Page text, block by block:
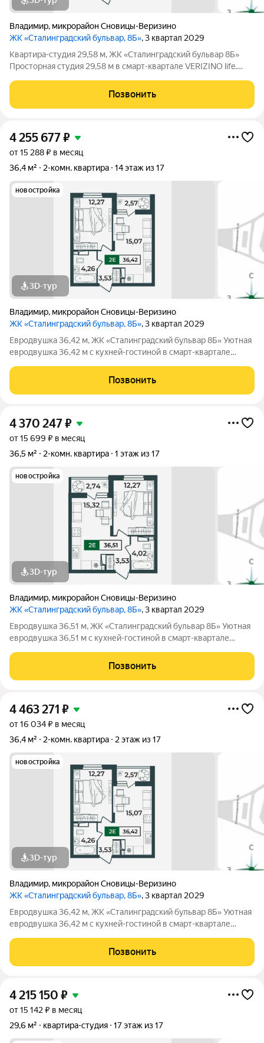
Владимир, микрорайон Сновицы-Веризино
ЖК «Сталинградский бульвар, 8Б», 3 квартал 2029
Квартира-студия 29,58 м, ЖК «Сталинградский бульвар 8Б»
Просторная студия 29,58 м в смарт-квартале VERIZINO life.
планировка, современный дом и развитая инфраструктура
рядом. О квартире:
Позвонить
4 255 677₽
от 15 288 ₽ в месяц
36,4 м²
2-комн. квартира 14 этаж из 17
новостройка
3D-тур
Владимир, микрорайон Сновицы-Веризино
ЖК «Сталинградский бульвар, 8Б», 3 квартал 2029
Евродвушка 36,42 м, ЖК «Сталинградский бульвар 8Б» Уютная
евродвушка 36,42 м с кухней-гостиной в смарт-квартале
семьи: удобная планировка, современный дом и развитая
инфраструктура рядом. О
Позвонить
4 370 247₽
от 15 699 ₽ в месяц
36,5 м²
2-комн. квартира 1 этаж из 17
новостройка
3D-тур
Владимир, микрорайон Сновицы-Веризино
ЖК «Сталинградский бульвар, 8Б», 3 квартал 2029
Евродвушка 36,51 м, ЖК «Сталинградский бульвар 8Б» Уютная
евродвушка 36,51 м с кухней-гостиной в смарт-квартале
семьи: удобная планировка, современный дом и развитая
инфраструктура рядом. О
Позвонить
4 463 271 ₽
от 16 034 ₽ в месяц
36,4 м²
2-комн. квартира 2 этаж из 17
новостройка
3D-тур
Владимир, микрорайон Сновицы-Веризино
ЖК «Сталинградский бульвар, 8Б», 3 квартал 2029
Евродвушка 36,42 м, ЖК «Сталинградский бульвар 8Б» Уютная
евродвушка 36,42 м с кухней-гостиной в смарт-квартале
семьи: удобная планировка, современный дом и развитая
инфраструктура рядом. О
Позвонить
4 215 150 ₽
от 15 142 ₽ в месяц
29,6 м²
квартира-студия 17 этаж из 17